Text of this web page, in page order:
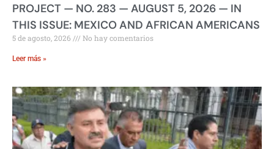
PROJECT — NO. 283 — AUGUST 5, 2026 — IN
THIS ISSUE: MEXICO AND AFRICAN AMERICANS
5 de agosto, 2026 No hay comentarios
Leer más »